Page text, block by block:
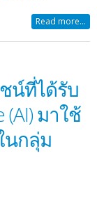
Read more...
น์ที่ได้รับ
(AI) มาใช้
นกลุ่ม